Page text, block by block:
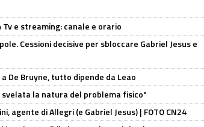
e streaming: canale e orario
Cessioni decisive per sbloccare Gabriel Jesus e
De Bruyne, tutto dipende da Leao
svelata la natura del problema fisico"
agente di Allegri (e Gabriel Jesus) | FOTO CN24